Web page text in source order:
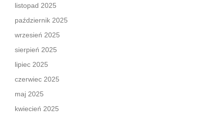
listopad 2025
październik 2025
wrzesień 2025
sierpień 2025
lipiec 2025
czerwiec 2025
maj 2025
kwiecień 2025